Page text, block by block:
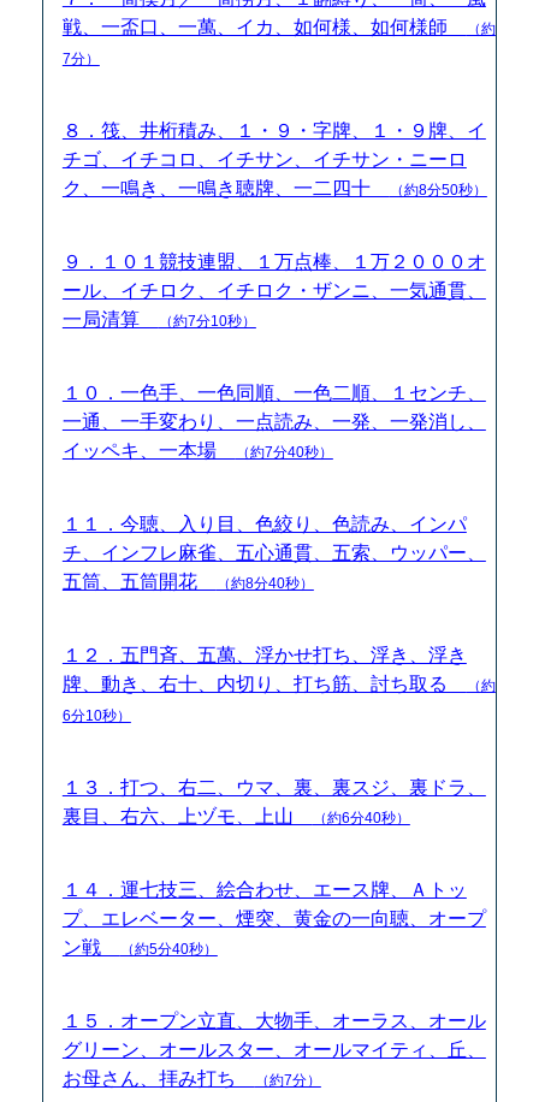
戦、一盃口、一萬、イカ、如何様、如何様師
（約
7分）
８．筏、井桁積み、１・９・字牌、１・９牌、イ
チゴ、イチコロ、イチサン、イチサン・ニーロ
ク、一鳴き、一鳴き聴牌、一二四十
（約8分50秒）
９．１０１競技連盟、１万点棒、１万２０００オ
ール、イチロク、イチロク・ザンニ、一気通貫、
一局清算
（約7分10秒）
１０．一色手、一色同順、一色二順、１センチ、
一通、一手変わり、一点読み、一発、一発消し、
イッペキ、一本場
（約7分40秒）
１１．今聴、入り目、色絞り、色読み、インパ
チ、インフレ麻雀、五心通貫、五索、ウッパー、
五筒、五筒開花
（約8分40秒）
１２．五門斉、五萬、浮かせ打ち、浮き、浮き
牌、動き、右十、内切り、打ち筋、討ち取る
（約
6分10秒）
１３．打つ、右二、ウマ、裏、裏スジ、裏ドラ、
裏目、右六、上ヅモ、上山
（約6分40秒）
１４．運七技三、絵合わせ、エース牌、Ａトッ
プ、エレベーター、煙突、黄金の一向聴、オープ
ン戦
（約5分40秒）
１５．オープン立直、大物手、オーラス、オール
グリーン、オールスター、オールマイティ、丘、
お母さん、拝み打ち
（約7分）